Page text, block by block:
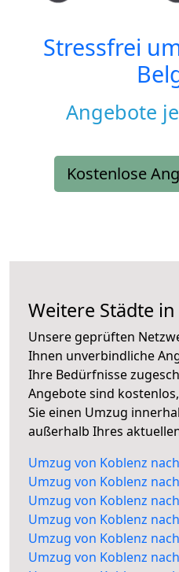
Stressfrei
Angebote
Kostenlose
Weitere Städte
Unsere geprüften
Ihnen unverbindliche
Ihre Bedürfnisse
Angebote sind
Sie einen Umzug
außerhalb Ihres
Umzug von Koblenz
Umzug von Koblenz
Umzug von Koblenz
Umzug von Koblenz
Umzug von Koblenz
Umzug von Koblenz